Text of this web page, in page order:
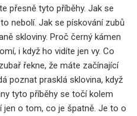
přesně tyto příběhy. Jak se
nebolí. Jak se pískování zubů
skloviny. Proč černý kámen
i když ho vidíte jen vy. Co
řekne, že máte začínající
poznat prasklá sklovina, když
tyto příběhy se točí kolem
jen o tom, co je špatně. Je to o